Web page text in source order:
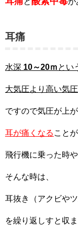
耳痛
水深 10～20ｍとい
大気圧より高い気
ですので気圧が上
耳が痛くなる こと
飛行機に乗った時
そんな時は、
耳抜き（アクビや
を繰り返しすと収ま